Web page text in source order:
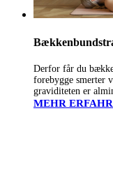
Derfor får du
forebygge smerter
graviditeten er
bækkenløsning,
MEHR